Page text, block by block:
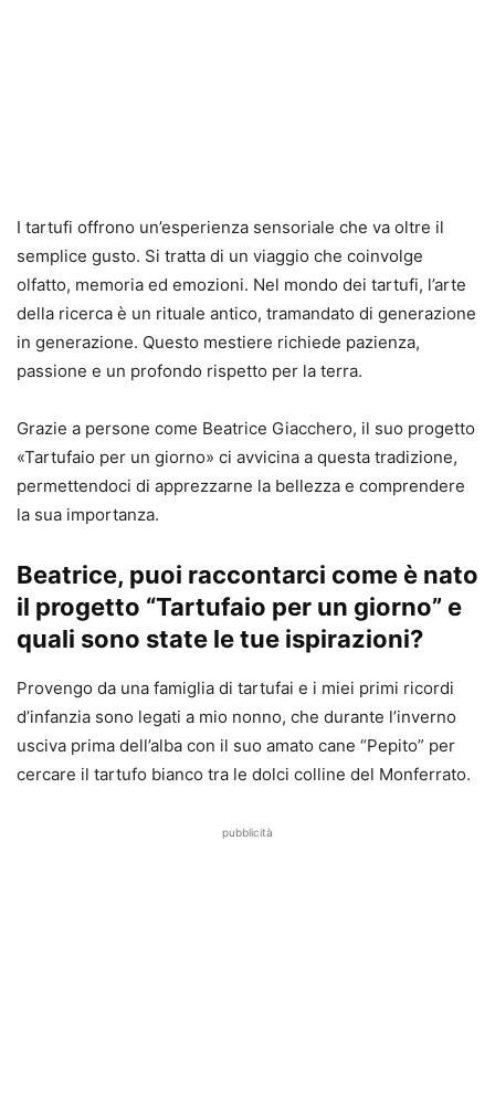
I tartufi offrono un’esperienza sensoriale che va oltre il
semplice gusto. Si tratta di un viaggio che coinvolge
olfatto, memoria ed emozioni. Nel mondo dei tartufi, l’arte
della ricerca è un rituale antico, tramandato di generazione
in generazione. Questo mestiere richiede pazienza,
passione e un profondo rispetto per la terra.
Grazie a persone come Beatrice Giacchero, il suo progetto
«Tartufaio per un giorno» ci avvicina a questa tradizione,
permettendoci di apprezzarne la bellezza e comprendere
la sua importanza.
Beatrice, puoi raccontarci come è nato
il progetto “Tartufaio per un giorno” e
quali sono state le tue ispirazioni?
Provengo da una famiglia di tartufai e i miei primi ricordi
d’infanzia sono legati a mio nonno, che durante l’inverno
usciva prima dell’alba con il suo amato cane “Pepito” per
cercare il tartufo bianco tra le dolci colline del Monferrato.
pubblicità